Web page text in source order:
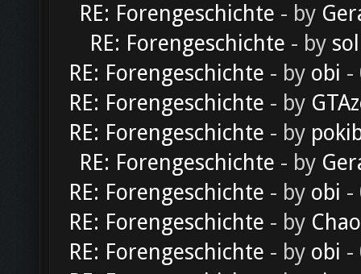
RE: Forengeschichte - by
RE: Forengeschichte - by
RE: Forengeschichte - by obi -
RE: Forengeschichte - by
RE: Forengeschichte - by
RE: Forengeschichte - by
RE: Forengeschichte - by obi -
RE: Forengeschichte - by
RE: Forengeschichte - by obi -